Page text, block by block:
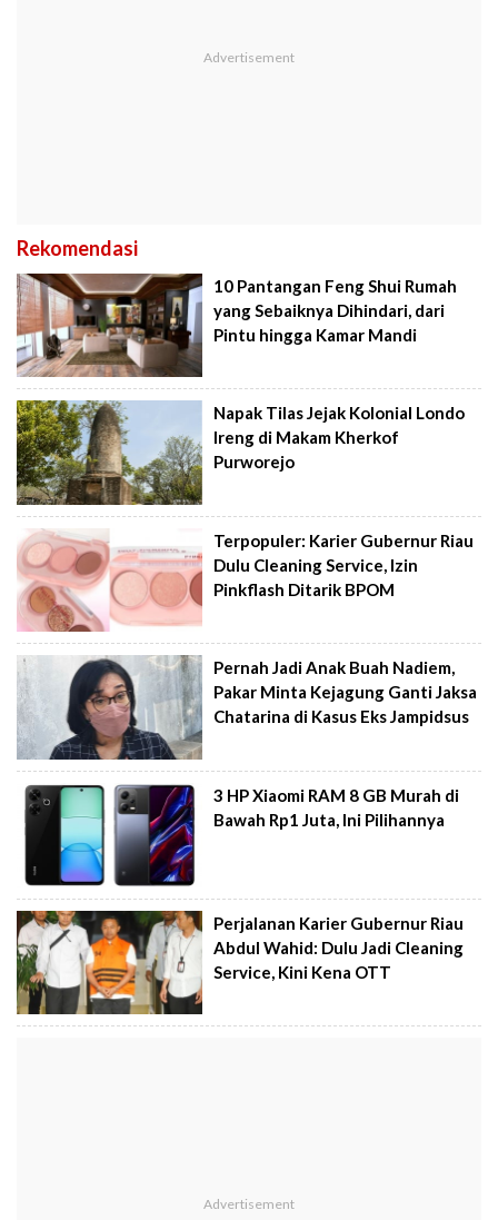
Rekomendasi
10 Pantangan Feng Shui Rumah
yang Sebaiknya Dihindari, dari
Pintu hingga Kamar Mandi
Napak Tilas Jejak Kolonial Londo
Ireng di Makam Kherkof
Purworejo
Terpopuler: Karier Gubernur Riau
Dulu Cleaning Service, Izin
Pinkflash Ditarik BPOM
Pernah Jadi Anak Buah Nadiem,
Pakar Minta Kejagung Ganti Jaksa
Chatarina di Kasus Eks Jampidsus
3 HP Xiaomi RAM 8 GB Murah di
Bawah Rp1 Juta, Ini Pilihannya
Perjalanan Karier Gubernur Riau
Abdul Wahid: Dulu Jadi Cleaning
Service, Kini Kena OTT